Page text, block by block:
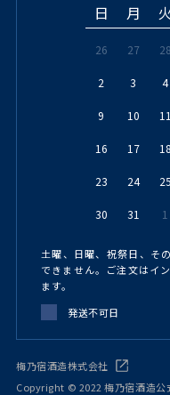
日 月 火
26 27 28
2 3 4
9 10 11
16 17 18
23 24 25
30 31 1
土曜、日曜、祝祭日、そ
できません。ご注文はイ
ます。
発送不可日
梅乃宿酒造株式会社
Copyright © 2022 梅乃宿酒造公